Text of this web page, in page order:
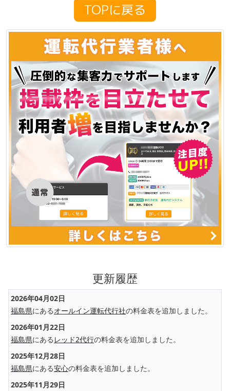
TOPに戻る
更新履歴
2026年04月02日
福島県にあるオールイン運転代行社の料金表を追加しました。
2026年01月22日
福島県にある レッド2代行の料金表を追加しました。
2025年12月28日
福島県にある安心の料金表を追加しました。
2025年11月29日